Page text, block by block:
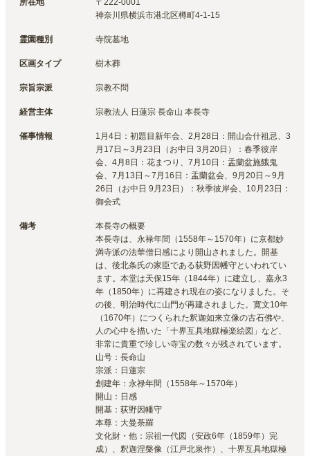
神奈川県横浜市港北区樽町4-1-15
霊園種別 寺院墓地
区画タイプ 樹木葬
宗旨宗派 宗教不問
経営主体 宗教法人 日蓮宗 長命山 本長寺
催事情報
1月4日：初題目新年会、2月28日：開山会什祖忌、3
月17日～3月23日（お中日 3月20日）：春季彼岸
会、4月8日：花まつり、7月10日：盂蘭盆施餓鬼
会、7月13日～7月16日：盂蘭盆会、9月20日～9月
26日（お中日 9月23日）：秋季彼岸会、10月23日：
御会式
備考
本長寺の概要
本長寺は、永禄年間（1558年～1570年）に京都妙
満寺派の法華僧日感により開山されました。開基
は、後北条氏の家臣である荻野因幡守といわれてい
ます。本堂は天保15年（1844年）に建立し、嘉永3
年（1850年）に再建され現在の姿になりました。そ
の後、明治時代に山門が再建されました。寛文10年
（1670年）につくられた釈迦如来立像の古石佛や、
人の心中を描いた「十界互具地獄極楽絵図」など、
非常に貴重で珍しい寺宝の数々が残されています。
山号：長命山
宗派：日蓮宗
創建年：永禄年間（1558年～1570年）
開山：日感
開基：荻野因幡守
本尊：大曼荼羅
文化財・他：宗祖一代図（安政6年（1859年）完
成）、釈迦涅槃像（江戸北泉作）、十界互具地獄極